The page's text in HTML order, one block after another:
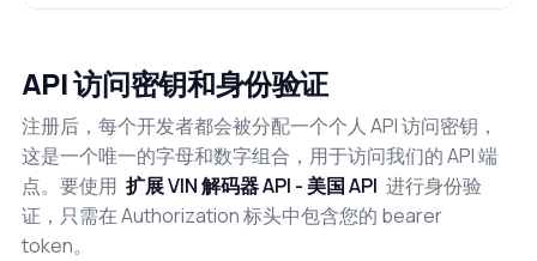
API 访问密钥和身份验证
注册后，每个开发者都会被分配一个个人 API 访问密钥，
这是一个唯一的字母和数字组合，用于访问我们的 API 端
点。要使用 扩展 VIN 解码器 API - 美国 API 进行身份验
证，只需在 Authorization 标头中包含您的 bearer
token。